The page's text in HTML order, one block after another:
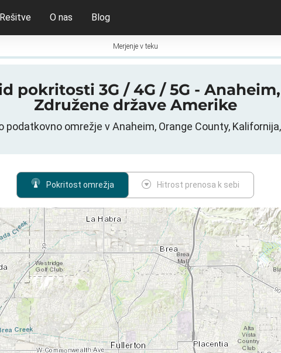
Rešitve O nas Blog
Merjenje v teku
pokritosti 3G / 4G / 5G -
Združene države Amerike
podatkovno omrežje v Anaheim, Orange County,
Pokritost omrežja Hitrost prenosa k sebi